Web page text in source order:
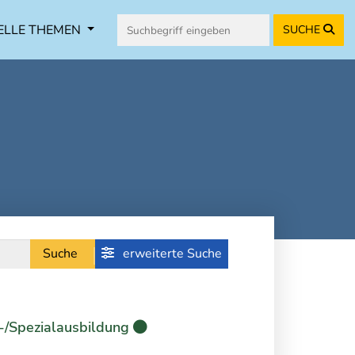
THEMEN SUCHE
Suche erweiterte Suche
Spezialausbildung